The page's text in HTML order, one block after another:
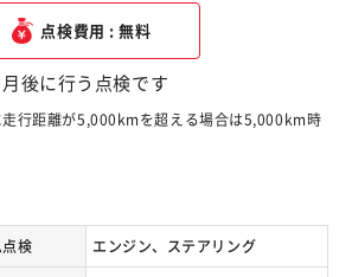
点検費用 : 無料
後に行う点検です
走行距離が5,000kmを超える場合は5,000km時
点検 エンジン、ステアリング